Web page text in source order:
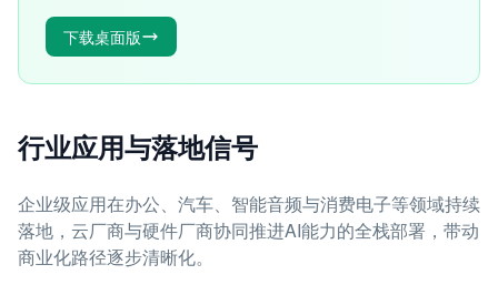
下载桌面版
行业应用与落地信号
企业级应用在办公、汽车、智能音频与消费电子等领域持续
落地，云厂商与硬件厂商协同推进AI能力的全栈部署，带动
商业化路径逐步清晰化。